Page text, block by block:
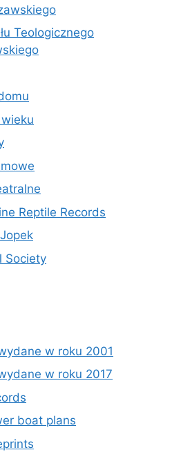
Teologicznego
Reptile Records
Society
w roku 2001
w roku 2017
boat plans